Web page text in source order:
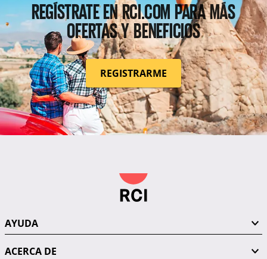
REGÍSTRATE EN RCI.COM PARA MÁS
OFERTAS Y BENEFICIOS
REGISTRARME
AYUDA
ACERCA DE